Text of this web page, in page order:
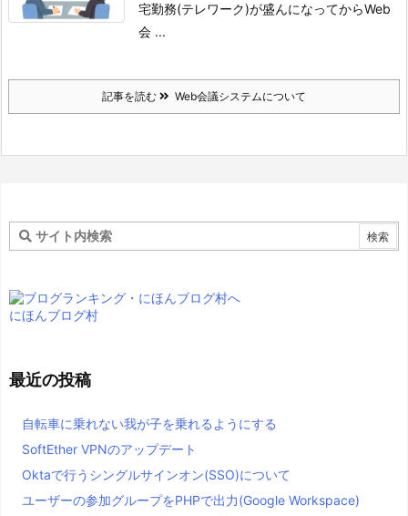
宅勤務(テレワーク)が盛んになってからWeb
会 ...
記事を読む Web会議システムについて
にほんブログ村
最近の投稿
自転車に乗れない我が子を乗れるようにする
SoftEther VPNのアップデート
Oktaで行うシングルサインオン(SSO)について
ユーザーの参加グループをPHPで出力(Google Workspace)